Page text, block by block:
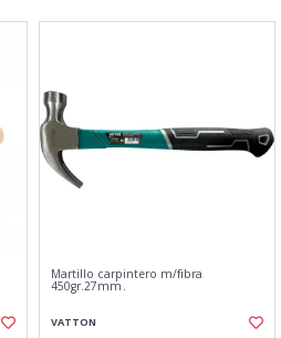
Martillo carpintero m/fibra
450gr.27mm.
VATTON